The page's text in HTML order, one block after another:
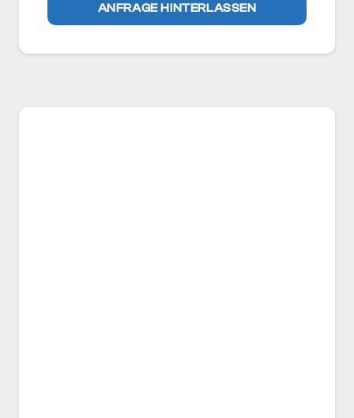
ANFRAGE HINTERLASSEN